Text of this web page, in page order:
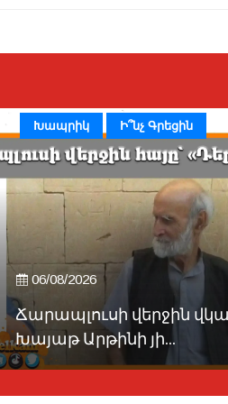
06/08/2026
Ճարապլուսի վերջին
Խայաթ Արթինի յի...
Խապրիկ Ի՞նչ Գրեցին